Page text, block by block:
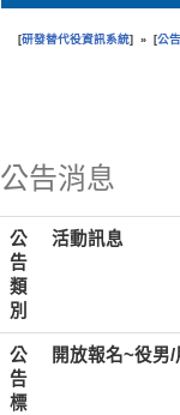
[研發替代役資訊系統] » [公
公告消息
公
告
類
別
活動訊息
公
告
標
開放報名~役男